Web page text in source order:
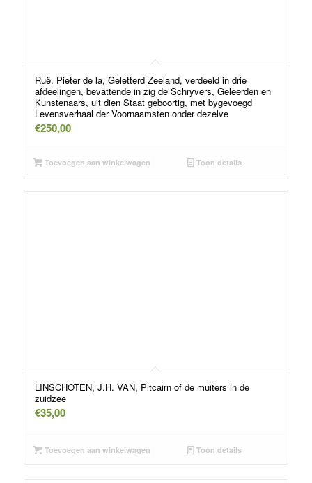
Ruë, Pieter de la, Geletterd Zeeland, verdeeld in drie
afdeelingen, bevattende in zig de Schryvers, Geleerden en
Kunstenaars, uit dien Staat geboortig, met bygevoegd
Levensverhaal der Voornaamsten onder dezelve
€250,00
Toevoegen aan winkelwagen Toon details
LINSCHOTEN, J.H. VAN, Pitcairn of de muiters in de
zuidzee
€35,00
Toevoegen aan winkelwagen Toon details